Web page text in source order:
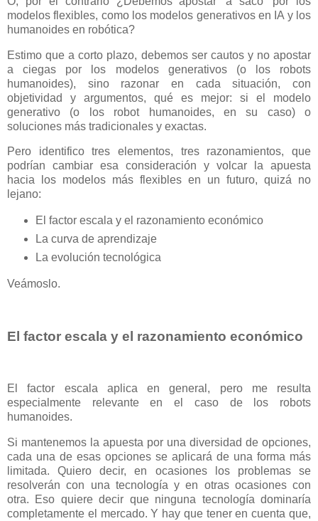
modelos flexibles, como los modelos generativos en IA y los
humanoides en robótica?
Estimo que a corto plazo, debemos ser cautos y no apostar
a ciegas por los modelos generativos (o los robots
humanoides), sino razonar en cada situación, con
objetividad y argumentos, qué es mejor: si el modelo
generativo (o los robot humanoides, en su caso) o
soluciones más tradicionales y exactas.
Pero identifico tres elementos, tres razonamientos, que
podrían cambiar esa consideración y volcar la apuesta
hacia los modelos más flexibles en un futuro, quizá no
lejano:
El factor escala y el razonamiento económico
La curva de aprendizaje
La evolución tecnológica
Veámoslo.
El factor escala y el razonamiento económico
El factor escala aplica en general, pero me resulta
especialmente relevante en el caso de los robots
humanoides.
Si mantenemos la apuesta por una diversidad de opciones,
cada una de esas opciones se aplicará de una forma más
limitada. Quiero decir, en ocasiones los problemas se
resolverán con una tecnología y en otras ocasiones con
otra. Eso quiere decir que ninguna tecnología dominaría
completamente el mercado. Y hay que tener en cuenta que,